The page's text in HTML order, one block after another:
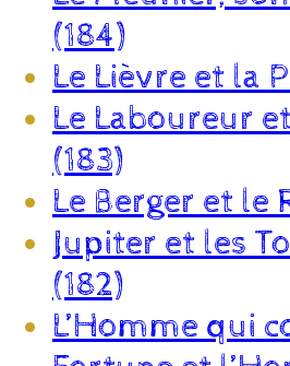
(184)
Le Lièvre et la
Le Laboureur
(183)
Le Berger et le
Jupiter et les
(182)
L’Homme qui